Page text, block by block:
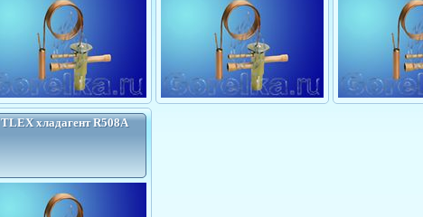
TLEX хладагент R508A